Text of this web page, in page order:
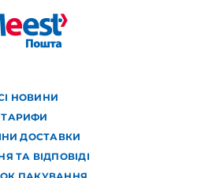
НОВИНИ
ТАРИФИ
ДОСТАВКИ
ТА ВІДПОВІДІ